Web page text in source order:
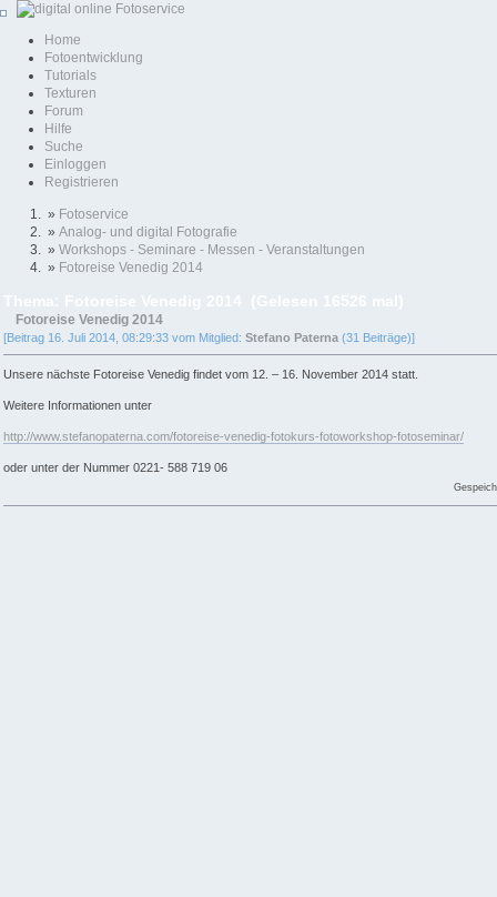
Home
Fotoentwicklung
Tutorials
Texturen
Forum
Hilfe
Suche
Einloggen
Registrieren
» Fotoservice
» Analog- und digital Fotografie
» Workshops - Seminare - Messen - Veranstaltungen
» Fotoreise Venedig 2014
Fotoreise Venedig 2014
[Beitrag 16. Juli 2014, 08:29:33 vom Mitglied: Stefano Paterna (31 Beiträge)]
Unsere nächste Fotoreise Venedig findet vom 12. – 16. November 2014 statt.
Weitere Informationen unter
http://www.stefanopaterna.com/fotoreise-venedig-fotokurs-fotoworkshop-fotoseminar/
oder unter der Nummer 0221- 588 719 06